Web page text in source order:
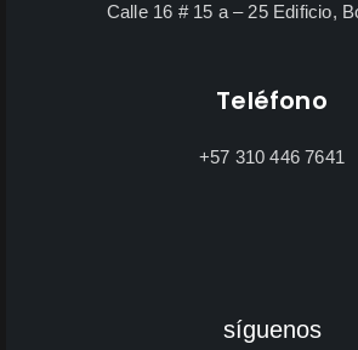
Calle 16 # 15 a – 25 Edificio,
Teléfono
+57 310 446 7641
síguenos